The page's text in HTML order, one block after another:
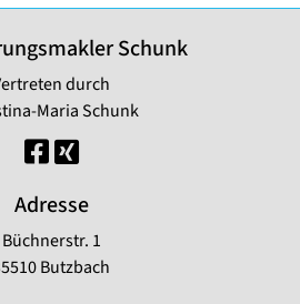
Schunk
durch
Maria Schunk
Adresse
Büchnerstr. 1
Butzbach